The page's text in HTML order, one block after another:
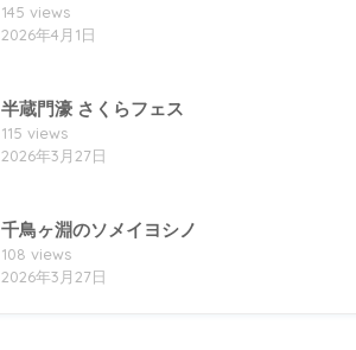
145 views
2026年4月1日
半蔵門濠 さくらフェス
115 views
2026年3月27日
千鳥ヶ淵のソメイヨシノ
108 views
2026年3月27日